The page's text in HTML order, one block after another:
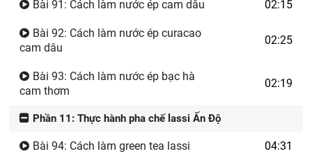
Bài 91: Cách làm nước ép cam dâu 02:15
Bài 92: Cách làm nước ép curacao
cam dâu
02:25
Bài 93: Cách làm nước ép bạc hà
cam thơm
02:19
Phần 11: Thực hành pha chế lassi Ấn Độ
Bài 94: Cách làm green tea lassi 04:31